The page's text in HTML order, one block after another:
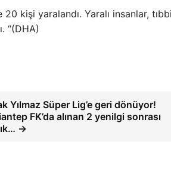
kişi yaralandı. Yaralı insanlar, tıbbi
“(DHA)
Yılmaz Süper Lig’e geri dönüyor!
FK’da alınan 2 yenilgi sonrası
→